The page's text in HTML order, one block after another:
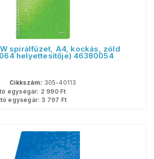
spirálfüzet, A4, kockás, zöld
helyettesítője) 46380054
Cikkszám: 305-40113
egységár: 2 990Ft
egységár: 3 797 Ft